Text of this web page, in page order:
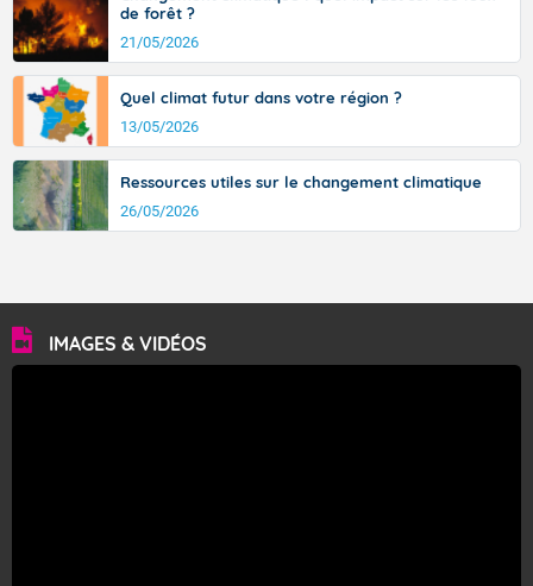
de forêt ?
21/05/2026
Quel climat futur dans votre région ?
13/05/2026
Ressources utiles sur le changement climatique
26/05/2026
IMAGES & VIDÉOS